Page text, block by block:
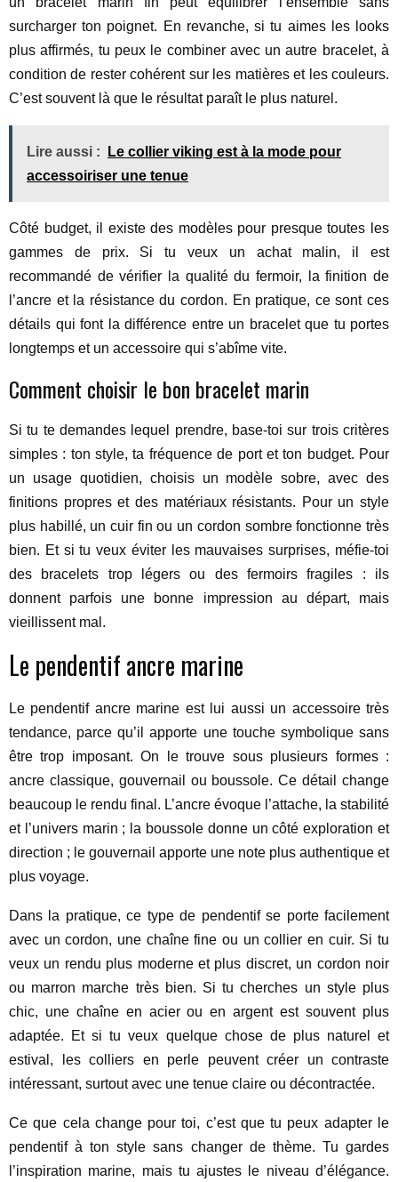
surcharger ton poignet. En revanche, si tu aimes les looks
plus affirmés, tu peux le combiner avec un autre bracelet, à
condition de rester cohérent sur les matières et les couleurs.
C’est souvent là que le résultat paraît le plus naturel.
Lire aussi :
Le collier viking est à la mode pour
accessoiriser une tenue
Côté budget, il existe des modèles pour presque toutes les
gammes de prix. Si tu veux un achat malin, il est
recommandé de vérifier la qualité du fermoir, la finition de
l’ancre et la résistance du cordon. En pratique, ce sont ces
détails qui font la différence entre un bracelet que tu portes
longtemps et un accessoire qui s’abîme vite.
Comment choisir le bon bracelet marin
Si tu te demandes lequel prendre, base-toi sur trois critères
simples : ton style, ta fréquence de port et ton budget. Pour
un usage quotidien, choisis un modèle sobre, avec des
finitions propres et des matériaux résistants. Pour un style
plus habillé, un cuir fin ou un cordon sombre fonctionne très
bien. Et si tu veux éviter les mauvaises surprises, méfie-toi
des bracelets trop légers ou des fermoirs fragiles : ils
donnent parfois une bonne impression au départ, mais
vieillissent mal.
Le pendentif ancre marine
Le pendentif ancre marine est lui aussi un accessoire très
tendance, parce qu’il apporte une touche symbolique sans
être trop imposant. On le trouve sous plusieurs formes :
ancre classique, gouvernail ou boussole. Ce détail change
beaucoup le rendu final. L’ancre évoque l’attache, la stabilité
et l’univers marin ; la boussole donne un côté exploration et
direction ; le gouvernail apporte une note plus authentique et
plus voyage.
Dans la pratique, ce type de pendentif se porte facilement
avec un cordon, une chaîne fine ou un collier en cuir. Si tu
veux un rendu plus moderne et plus discret, un cordon noir
ou marron marche très bien. Si tu cherches un style plus
chic, une chaîne en acier ou en argent est souvent plus
adaptée. Et si tu veux quelque chose de plus naturel et
estival, les colliers en perle peuvent créer un contraste
intéressant, surtout avec une tenue claire ou décontractée.
Ce que cela change pour toi, c’est que tu peux adapter le
pendentif à ton style sans changer de thème. Tu gardes
l’inspiration marine, mais tu ajustes le niveau d’élégance.